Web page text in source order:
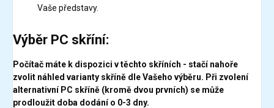
Vaše představy.
Výběr PC skříní:
Počítač máte k dispozici v těchto skříních - stačí nahoře
zvolit náhled varianty skříně dle Vašeho výběru. Při zvolení
alternativní PC skříně (kromě dvou prvních) se může
prodloužit doba dodání o 0-3 dny.